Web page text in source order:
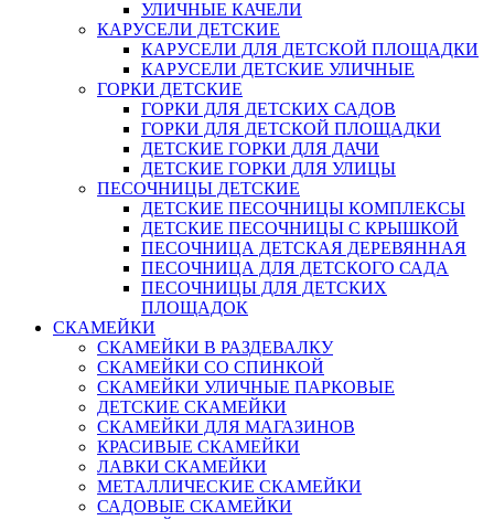
УЛИЧНЫЕ КАЧЕЛИ
КАРУСЕЛИ ДЕТСКИЕ
КАРУСЕЛИ ДЛЯ ДЕТСКОЙ ПЛОЩАДКИ
КАРУСЕЛИ ДЕТСКИЕ УЛИЧНЫЕ
ГОРКИ ДЕТСКИЕ
ГОРКИ ДЛЯ ДЕТСКИХ САДОВ
ГОРКИ ДЛЯ ДЕТСКОЙ ПЛОЩАДКИ
ДЕТСКИЕ ГОРКИ ДЛЯ ДАЧИ
ДЕТСКИЕ ГОРКИ ДЛЯ УЛИЦЫ
ПЕСОЧНИЦЫ ДЕТСКИЕ
ДЕТСКИЕ ПЕСОЧНИЦЫ КОМПЛЕКСЫ
ДЕТСКИЕ ПЕСОЧНИЦЫ С КРЫШКОЙ
ПЕСОЧНИЦА ДЕТСКАЯ ДЕРЕВЯННАЯ
ПЕСОЧНИЦА ДЛЯ ДЕТСКОГО САДА
ПЕСОЧНИЦЫ ДЛЯ ДЕТСКИХ
ПЛОЩАДОК
СКАМЕЙКИ
СКАМЕЙКИ В РАЗДЕВАЛКУ
СКАМЕЙКИ СО СПИНКОЙ
СКАМЕЙКИ УЛИЧНЫЕ ПАРКОВЫЕ
ДЕТСКИЕ СКАМЕЙКИ
СКАМЕЙКИ ДЛЯ МАГАЗИНОВ
КРАСИВЫЕ СКАМЕЙКИ
ЛАВКИ СКАМЕЙКИ
МЕТАЛЛИЧЕСКИЕ СКАМЕЙКИ
САДОВЫЕ СКАМЕЙКИ